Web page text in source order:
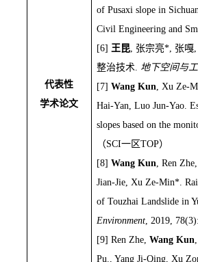
代表性
学术论文
of Pusaxi slope in
Civil Engineering and
王昆, 张宗亮*, 张嘎,
整治技术. 地下空间与
Wang Kun , Xu Ze-
Hai-Yan, Luo Jun-Yao.
slopes based on the
（SCI一区TOP）
Wang Kun , Ren
Jian-Jie, Xu Ze-Min*.
of Touzhai Landslide in
Environment, 2019,
Ren Zhe, Wang Kun
Pu., Yang Ji-Qing, Xu